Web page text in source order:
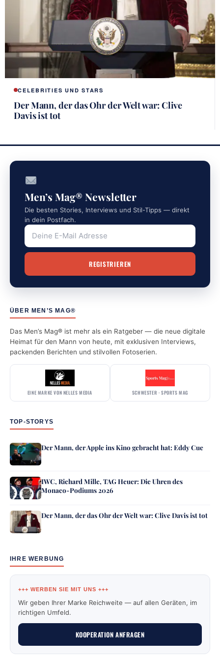
CELEBRITIES UND STARS
Der Mann, der das Ohr der Welt war: Clive
Davis ist tot
Men’s Mag® Newsletter
Die besten Stories, Interviews und Stil-Tipps — direkt
in dein Postfach.
ÜBER MEN’S MAG®
Das Men’s Mag® ist mehr als ein Ratgeber — die neue digitale
Heimat für den Mann von heute, mit exklusiven Interviews,
packenden Berichten und stilvollen Fotoserien.
EINE MARKE VON NELLES MEDIA SCHWESTER · SPORTS MAG
TOP-STORYS
Der Mann, der Apple ins Kino gebracht hat: Eddy Cue
IWC, Richard Mille, TAG Heuer: Die Uhren des
Monaco-Podiums 2026
Der Mann, der das Ohr der Welt war: Clive Davis ist tot
IHRE WERBUNG
+++ WERBEN SIE MIT UNS +++
Wir geben Ihrer Marke Reichweite — auf allen Geräten, im
richtigen Umfeld.
KOOPERATION ANFRAGEN